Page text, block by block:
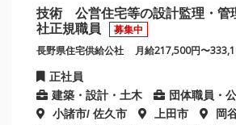
技術 公営住宅等の設計監理・
社正規職員
募集中
長野県住宅供給公社 月給217,500円〜
正社員
建築・設計・土木
団体職員・
小諸市/ 佐久市
上田市
岡